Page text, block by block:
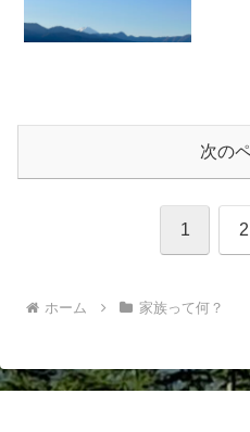
次の
1 2
ホーム 家族って何？